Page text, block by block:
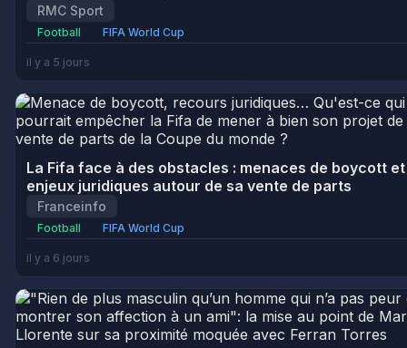
RMC Sport
Football FIFA World Cup
il y a 5 jours
La Fifa face à des obstacles : menaces de boycott et
enjeux juridiques autour de sa vente de parts
Franceinfo
Football FIFA World Cup
il y a 6 jours